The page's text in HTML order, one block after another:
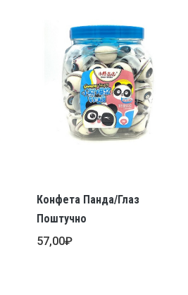
Конфета Панда/Глаз
Поштучно
57,00₽